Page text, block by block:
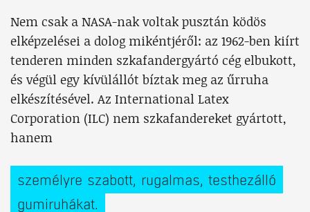
Nem csak a NASA-nak voltak pusztán ködös
elképzelései a dolog mikéntjéről: az 1962-ben kiírt
tenderen minden szkafandergyártó cég elbukott,
és végül egy kívülállót bíztak meg az űrruha
elkészítésével. Az International Latex
Corporation (ILC) nem szkafandereket gyártott,
hanem
személyre szabott, rugalmas, testhezálló
gumiruhákat.